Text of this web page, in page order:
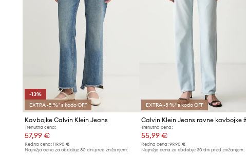
-13%
EXTRA -5 %* s kodo OFF
Kavbojke Calvin Klein Jeans
Trenutna cena:
57,99 €
Redna cena: 119,90 €
Najnižja cena za obdobje 30 dni pred znižanjem:
EXTRA -5 %* s kodo OFF
Trenutna cena:
55,99 €
Redna cena:99,90 €
Najnižja cena za obdobje 30 dni pred znižanjem: